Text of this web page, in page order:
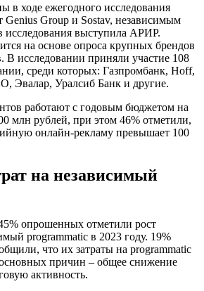
в ходе ежегодного исследования
Genius Group и Sostav, независимым
исследования выступила АРИР.
на основе опроса крупных брендов
В исследовании приняли участие 108
среди которых: Газпромбанк, Hoff,
Эвалар, Уралсиб Банк и другие.
работают с годовым бюджетом на
млн рублей, при этом 46% отметили,
онлайн-рекламу превышает 100
на независимый
опрошенных отметили рост
programmatic в 2023 году. 19%
что их затраты на programmatic
причин – общее снижение
активность.